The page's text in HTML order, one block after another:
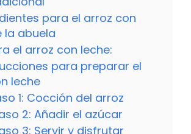
para el arroz con
la abuela
el arroz con leche:
para preparar el
leche
1: Cocción del arroz
2: Añadir el azúcar
3: Servir y disfrutar